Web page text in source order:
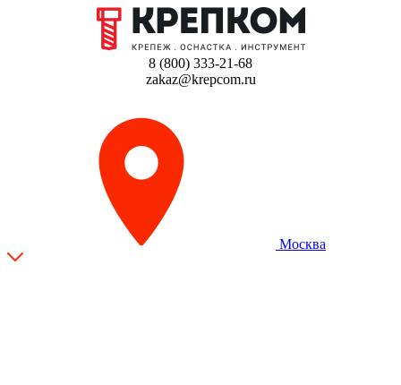
8 (800) 333-21-68
zakaz@krepcom.ru
Москва